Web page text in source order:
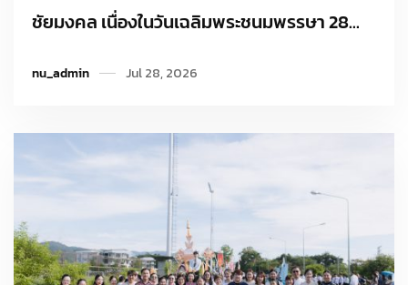
ชัยมงคล เนื่องในวันเฉลิมพระชนมพรรษา 28
nu_admin Jul 28, 2026